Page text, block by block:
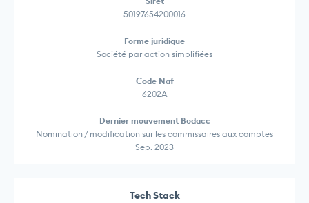
50197654200016
Forme juridique
Société par action simplifiées
Code Naf
6202A
Dernier mouvement Bodacc
Nomination / modification sur les commissaires aux comptes
Sep. 2023
Tech Stack